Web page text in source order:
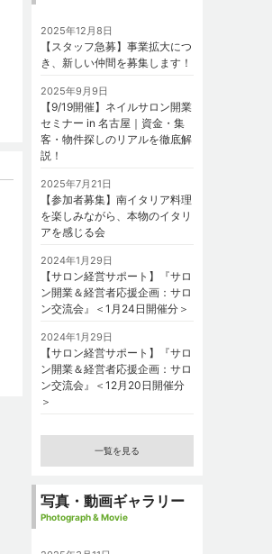
2025年12月8日
【スタッフ急募】事業拡大につ
き、新しい仲間を募集します！
2025年9月9日
【9/19開催】ネイルサロン開業
セミナー in 名古屋｜資金・集
客・物件探しのリアルを徹底解
説！
2025年7月21日
【参加者募集】南イタリア料理
を楽しみながら、本物のイタリ
アを感じる会
2024年1月29日
【サロン経営サポート】『サロ
ン開業＆経営者応援企画：サロ
ン交流会』＜1月24日開催分＞
2024年1月29日
【サロン経営サポート】『サロ
ン開業＆経営者応援企画：サロ
ン交流会』＜12月20日開催分
＞
一覧を見る
写真・動画ギャラリー
Photograph & Movie